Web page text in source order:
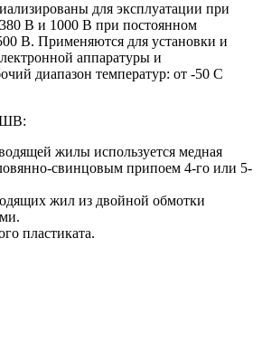
для эксплуатации при
В и 1000 В при постоянном
В. Применяются для установки и
аппаратуры и
диапазон температур: от -50 С
жилы используется медная
свинцовым припоем 4-го или 5-
жил из двойной обмотки
пластиката.